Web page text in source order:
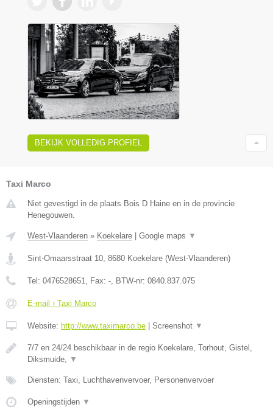
BEKIJK VOLLEDIG PROFIEL
Taxi Marco
Niet gevestigd in de plaats Bois D Haine en in de provincie
Henegouwen.
West-Vlaanderen » Koekelare Google maps ▼
Sint-Omaarsstraat 10, 8680 Koekelare (West-Vlaanderen)
Tel: 0476528651, Fax: -, BTW-nr: 0840.837.075
E-mail › Taxi Marco
Website: http://www.taximarco.be Screenshot ▼
7/7 en 24/24 beschikbaar in de regio Koekelare, Torhout, Gistel,
Diksmuide, ▼
Diensten: Taxi, Luchthavenvervoer, Personenvervoer
Openingstijden ▼